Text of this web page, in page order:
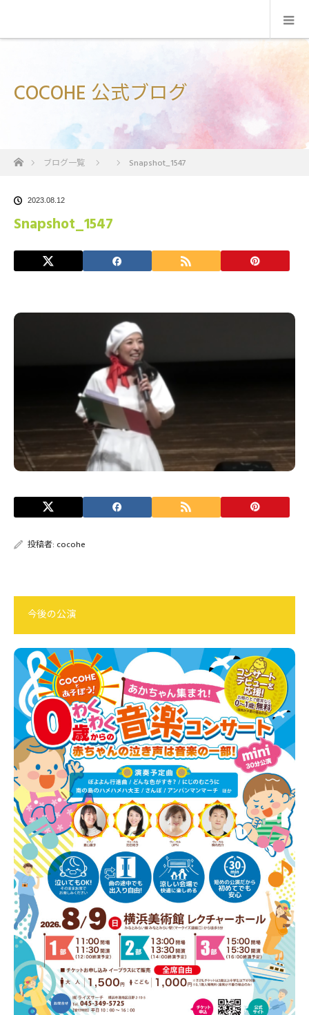
COCOHE 公式ブログ
ホームブログ一覧 Snapshot_1547
2023.08.12
Snapshot_1547
投稿者: cocohe
今後の公演